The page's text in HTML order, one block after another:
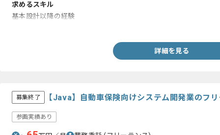
求めるスキル
基本設計以降の経験
詳細を見る
募集終了 【Java】自動車保険向けシステム開発業のフ
参画実績あり